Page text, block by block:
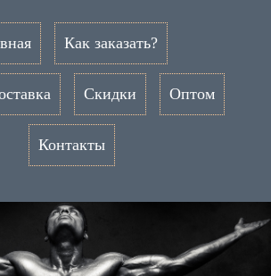
Как заказать?
Скидки Оптом
Контакты